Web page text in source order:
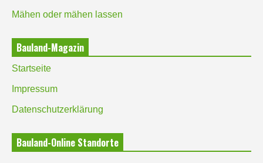
Mähen oder mähen lassen
Bauland-Magazin
Startseite
Impressum
Datenschutzerklärung
Bauland-Online Standorte